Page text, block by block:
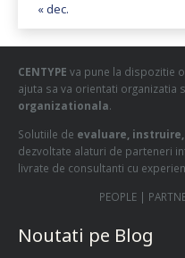
« dec.
CENTYPE va pune la dispozitie
ajuta sa va orientati organizatia
organizationala.
Solutiile de evaluare,
dezvoltate alaturi de parteneri
livrate de consultanti cu
PEOPLE |
Noutati pe Blog